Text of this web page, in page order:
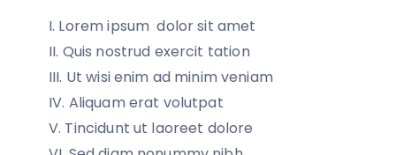
Lorem ipsum dolor sit amet
Quis nostrud exercit tation
Ut wisi enim ad minim veniam
Aliquam erat volutpat
Tincidunt ut laoreet dolore